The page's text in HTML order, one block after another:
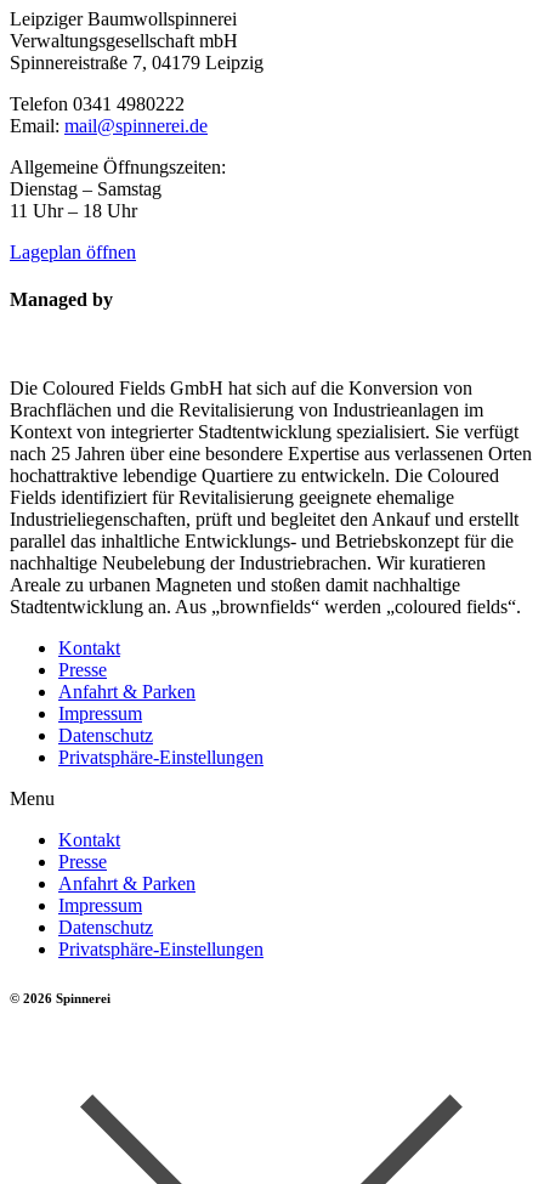
Leipziger Baumwollspinnerei
Verwaltungsgesellschaft mbH
Spinnereistraße 7, 04179 Leipzig
Telefon 0341 4980222
Email: mail@spinnerei.de
Allgemeine Öffnungszeiten:
Dienstag – Samstag
11 Uhr – 18 Uhr
Lageplan öffnen
Managed by
Die Coloured Fields GmbH hat sich auf die Konversion von
Brachflächen und die Revitalisierung von Industrieanlagen im
Kontext von integrierter Stadtentwicklung spezialisiert. Sie verfügt
nach 25 Jahren über eine besondere Expertise aus verlassenen Orten
hochattraktive lebendige Quartiere zu entwickeln. Die Coloured
Fields identifiziert für Revitalisierung geeignete ehemalige
Industrieliegenschaften, prüft und begleitet den Ankauf und erstellt
parallel das inhaltliche Entwicklungs- und Betriebskonzept für die
nachhaltige Neubelebung der Industriebrachen. Wir kuratieren
Areale zu urbanen Magneten und stoßen damit nachhaltige
Stadtentwicklung an. Aus „brownfields“ werden „coloured fields“.
Kontakt
Presse
Anfahrt & Parken
Impressum
Datenschutz
Privatsphäre-Einstellungen
Menu
Kontakt
Presse
Anfahrt & Parken
Impressum
Datenschutz
Privatsphäre-Einstellungen
© 2026 Spinnerei